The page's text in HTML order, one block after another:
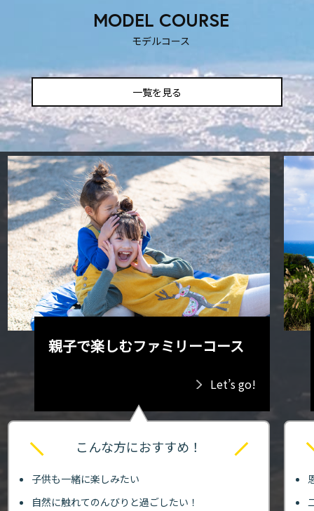
MODEL COURSE
モデルコース
一覧を見る
親子で楽しむファミリーコース
Let’s go!
こんな方におすすめ！
子供も一緒に楽しみたい
自然に触れてのんびりと過ごしたい！